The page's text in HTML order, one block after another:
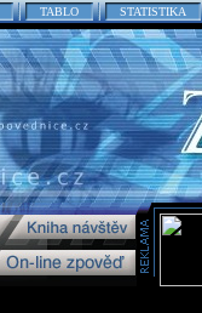
TABLO STATISTIKA